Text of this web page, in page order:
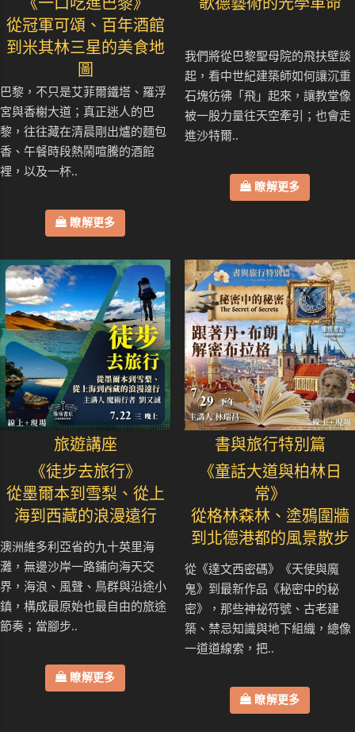
從冠軍可頌、百年酒館
到米其林三星的美食地
圖
巴黎，不只是艾菲爾鐵塔、羅浮
宮與香榭大道；真正迷人的巴
黎，往往藏在清晨剛出爐的麵包
香、午餐時段熱鬧喧騰的酒館
裡，以及一杯..
瞭解更多
我們將從巴黎聖母院的飛扶壁談
起，看中世紀建築師如何讓沉重
石塊彷彿「飛」起來，讓教堂像
被一股力量往天空牽引；也會走
進沙特爾..
瞭解更多
旅遊講座
《徒步去旅行》
從墨爾本到雪梨、從上
海到西藏的浪漫遠行
澳洲維多利亞省的九十英里海
灘，無邊沙岸一路鋪向海天交
界，海浪、風聲、鳥群與沿途小
鎮，構成最原始也最自由的旅途
節奏；當腳步..
瞭解更多
書與旅行特別篇
《童話大道與柏林日
常》
從格林森林、塗鴉圍牆
到北德港都的風景散步
從《達文西密碼》《天使與魔
鬼》到最新作品《秘密中的秘
密》，那些神祕符號、古老建
築、禁忌知識與地下組織，總像
一道道線索，把..
瞭解更多